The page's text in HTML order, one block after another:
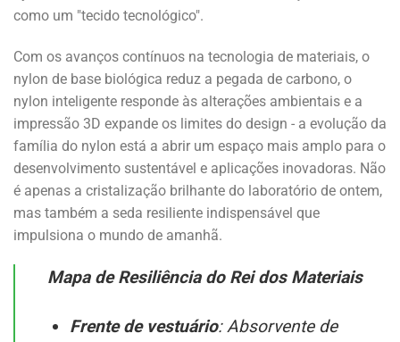
como um "tecido tecnológico".
Com os avanços contínuos na tecnologia de materiais, o
nylon de base biológica reduz a pegada de carbono, o
nylon inteligente responde às alterações ambientais e a
impressão 3D expande os limites do design - a evolução da
família do nylon está a abrir um espaço mais amplo para o
desenvolvimento sustentável e aplicações inovadoras. Não
é apenas a cristalização brilhante do laboratório de ontem,
mas também a seda resiliente indispensável que
impulsiona o mundo de amanhã.
Mapa de Resiliência do Rei dos Materiais
Frente de vestuário: Absorvente de